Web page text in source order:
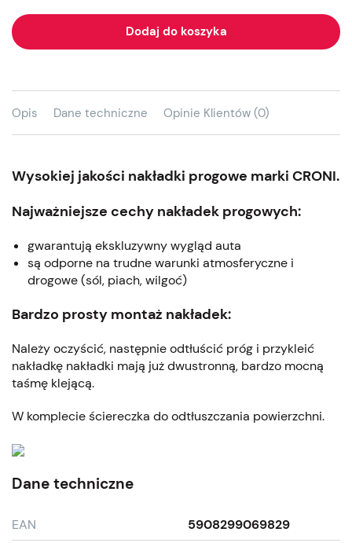
Dodaj do koszyka
Opis Dane techniczne Opinie Klientów (0)
Wysokiej jakości nakładki progowe marki CRONI.
Najważniejsze cechy nakładek progowych:
gwarantują ekskluzywny wygląd auta
są odporne na trudne warunki atmosferyczne i
drogowe (sól, piach, wilgoć)
Bardzo prosty montaż nakładek:
Należy oczyścić, następnie odtłuścić próg i przykleić
nakładkę nakładki mają już dwustronną, bardzo mocną
taśmę klejącą.
W komplecie ściereczka do odtłuszczania powierzchni.
Dane techniczne
EAN 5908299069829